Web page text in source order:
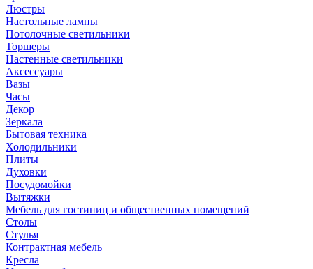
Люстры
Настольные лампы
Потолочные светильники
Торшеры
Настенные светильники
Аксессуары
Вазы
Часы
Декор
Зеркала
Бытовая техника
Холодильники
Плиты
Духовки
Посудомойки
Вытяжки
Мебель для гостиниц и общественных помещений
Столы
Стулья
Контрактная мебель
Кресла